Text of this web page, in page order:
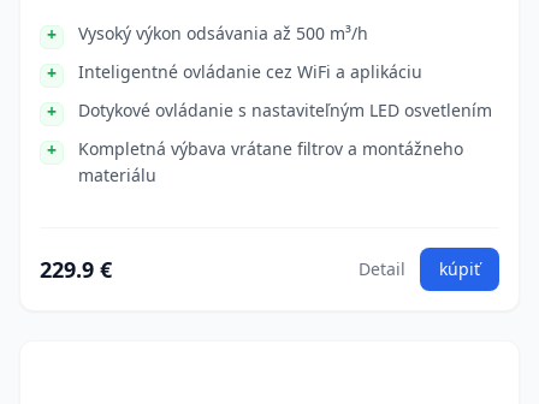
Vysoký výkon odsávania až 500 m³/h
Inteligentné ovládanie cez WiFi a aplikáciu
Dotykové ovládanie s nastaviteľným LED osvetlením
Kompletná výbava vrátane filtrov a montážneho
materiálu
229.9 € Detail kúpiť